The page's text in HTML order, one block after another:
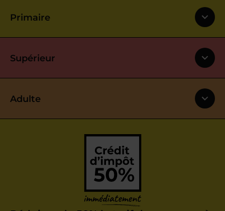
Primaire
Supérieur
Adulte